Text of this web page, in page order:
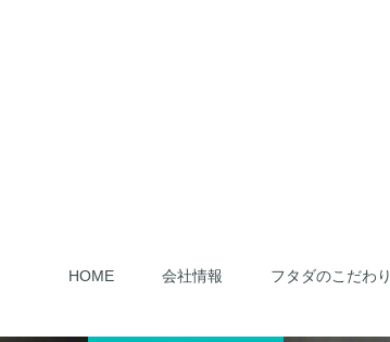
HOME 会社情報 フタダのこだわり